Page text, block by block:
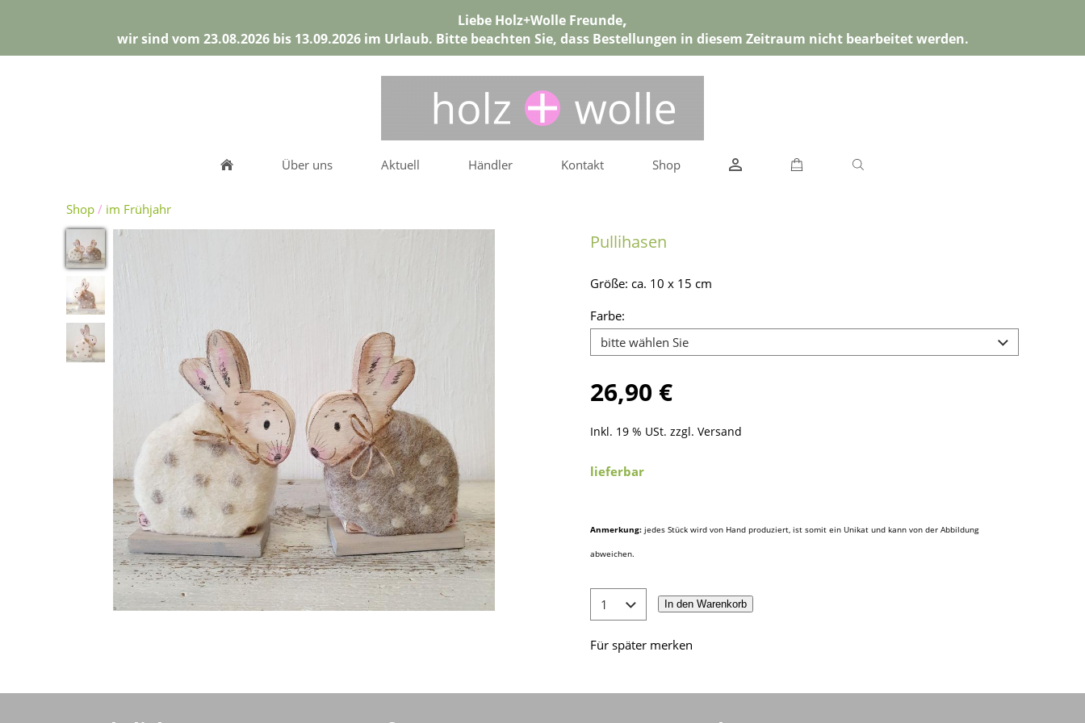
Liebe Holz+Wolle Freunde,
wir sind vom 23.08.2026 bis 13.09.2026 im Urlaub. Bitte beachten Sie, dass Bestellungen in diesem Zeitraum nicht bearbeitet werden.
Über uns Aktuell Händler Kontakt Shop
Shop / im Frühjahr
Pullihasen
Größe: ca. 10 x 15 cm
Farbe:
26,90 €
Inkl. 19 % USt. zzgl. Versand
lieferbar
Anmerkung: jedes Stück wird von Hand produziert, ist somit ein Unikat und kann von der Abbildung
abweichen.
In den Warenkorb
Für später merken